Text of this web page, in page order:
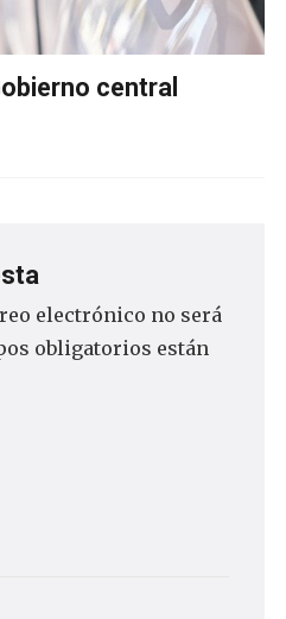
central
electrónico no será
obligatorios están